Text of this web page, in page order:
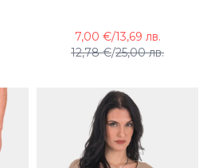
12,78 €/25,00 лв.
7,00 €/13,69 лв.